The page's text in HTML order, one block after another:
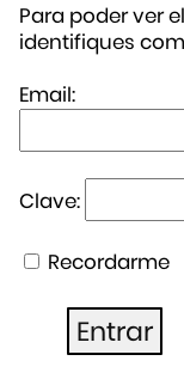
Para poder ver
identifiques
Email:
Clave:
Recordarme